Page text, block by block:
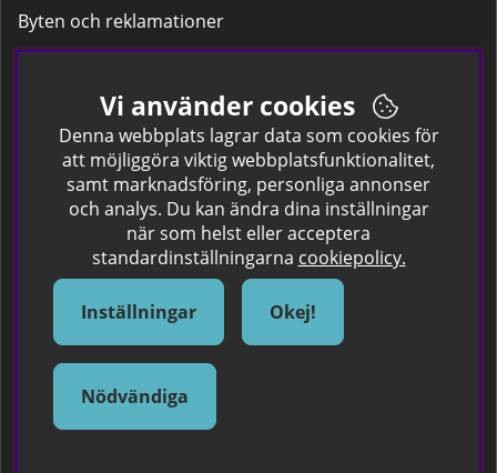
Byten och reklamationer
Leverans
Hitta färgkoden på bilen.
Företagskund
Om oss
Om Spraycan
IKEA Färger
Sök Säkerhetsdatablad
Samarbete / Dyhrs Garage
Vi använder cookies
Denna webbplats lagrar data som cookies för
att möjliggöra viktig webbplatsfunktionalitet,
samt marknadsföring, personliga annonser
och analys. Du kan ändra dina inställningar
när som helst eller acceptera
standardinställningarna cookiepolicy.
Inställningar Okej!
Nödvändiga